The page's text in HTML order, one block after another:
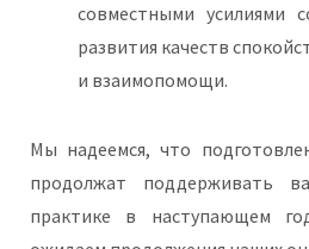
совместными усилиями
развития качеств
и взаимопомощи.
Мы надеемся, что
продолжат поддерживать
практике в наступающем